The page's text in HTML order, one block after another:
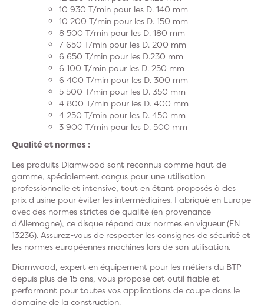
10 930 T/min pour les D. 140 mm
10 200 T/min pour les D. 150 mm
8 500 T/min pour les D. 180 mm
7 650 T/min pour les D. 200 mm
6 650 T/min pour les D.230 mm
6 100 T/min pour les D. 250 mm
6 400 T/min pour les D. 300 mm
5 500 T/min pour les D. 350 mm
4 800 T/min pour les D. 400 mm
4 250 T/min pour les D. 450 mm
3 900 T/min pour les D. 500 mm
Qualité et normes :
Les produits Diamwood sont reconnus comme haut de
gamme, spécialement conçus pour une utilisation
professionnelle et intensive, tout en étant proposés à des
prix d'usine pour éviter les intermédiaires. Fabriqué en Europe
avec des normes strictes de qualité (en provenance
d'Allemagne), ce disque répond aux normes en vigueur (EN
13236). Assurez-vous de respecter les consignes de sécurité et
les normes européennes machines lors de son utilisation.
Diamwood, expert en équipement pour les métiers du BTP
depuis plus de 15 ans, vous propose cet outil fiable et
performant pour toutes vos applications de coupe dans le
domaine de la construction.